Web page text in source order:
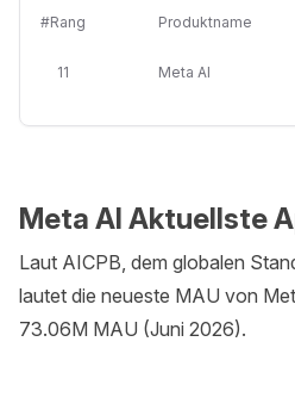
#Rang Produktname
11 Meta AI
Meta AI Aktuellste
Laut AICPB, dem globalen
lautet die neueste MAU von
73.06M MAU (Juni 2026).